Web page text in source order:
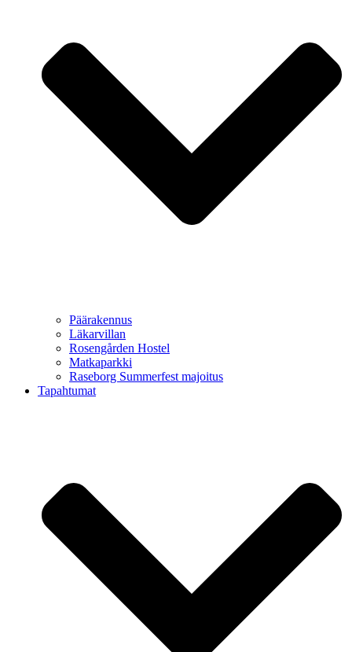
Päärakennus
Läkarvillan
Rosengården Hostel
Matkaparkki
Raseborg Summerfest majoitus
Tapahtumat